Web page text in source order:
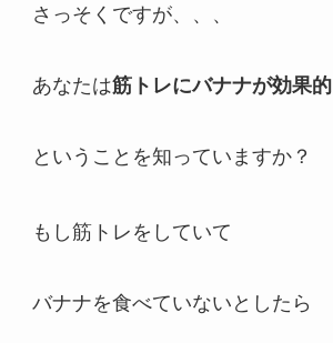
さっそくですが、、、
あなたは筋トレにバナナが効果的
ということを知っていますか？
もし筋トレをしていて
バナナを食べていないとしたら